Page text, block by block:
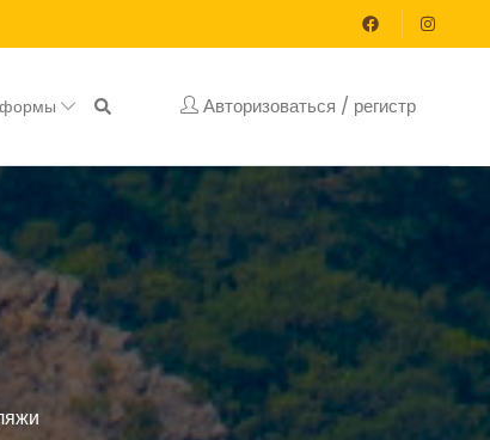
формы Авторизоваться / регистр